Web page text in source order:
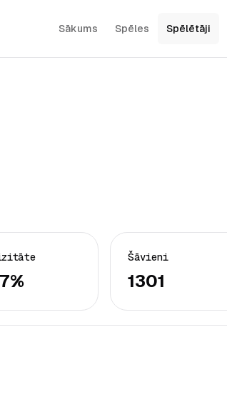
Sākums Spēles Spēlētāji
Šāvieni
1301